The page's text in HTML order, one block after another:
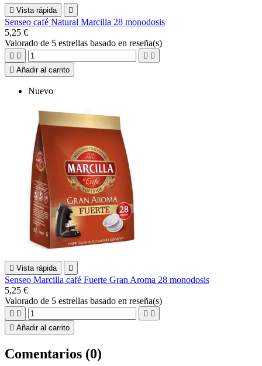
 Vista rápida 
Senseo café Natural Marcilla 28 monodosis
5,25 €
Valorado de 5 estrellas basado en reseña(s)
   
 Añadir al carrito
Nuevo
 Vista rápida 
Senseo Marcilla café Fuerte Gran Aroma 28 monodosis
5,25 €
Valorado de 5 estrellas basado en reseña(s)
   
 Añadir al carrito
Comentarios (0)